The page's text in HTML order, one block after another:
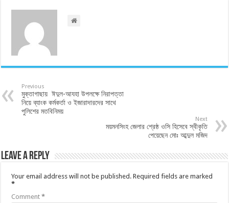
Previous
মুক্তাগাছায় ঈদুল-আযহা উপলক্ষে নিরাপত্তা
নিয়ে ব্যাংক কর্মকর্তা ও ইজারাদারদের সাথে
পুলিশের মতবিনিময়
Next
ময়মনসিংহ জেলার শ্রেষ্ঠ ওসি হিসেবে স্বীকৃতি
পেয়েছেন মোঃ আব্দুল মজিদ
Leave a Reply
Your email address will not be published. Required fields are marked
*
Comment*